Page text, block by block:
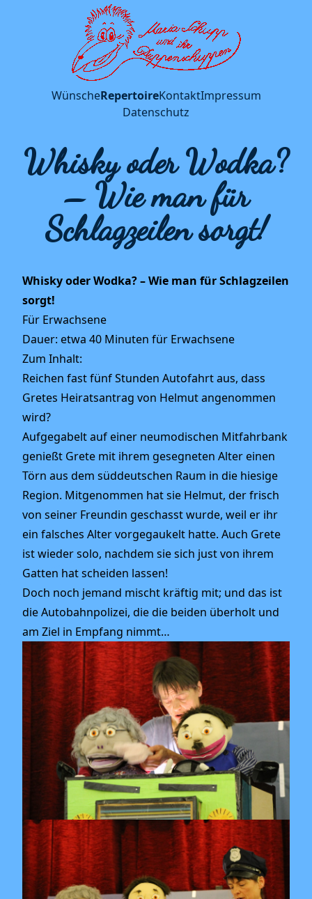
WünscheRepertoireKontaktImpressum
Datenschutz
Whisky oder Wodka?
– Wie man für
Schlagzeilen sorgt!
Whisky oder Wodka? – Wie man für Schlagzeilen
sorgt!
Für Erwachsene
Dauer: etwa 40 Minuten für Erwachsene
Zum Inhalt:
Reichen fast fünf Stunden Autofahrt aus, dass
Gretes Heiratsantrag von Helmut angenommen
wird?
Aufgegabelt auf einer neumodischen Mitfahrbank
genießt Grete mit ihrem gesegneten Alter einen
Törn aus dem süddeutschen Raum in die hiesige
Region. Mitgenommen hat sie Helmut, der frisch
von seiner Freundin geschasst wurde, weil er ihr
ein falsches Alter vorgegaukelt hatte. Auch Grete
ist wieder solo, nachdem sie sich just von ihrem
Gatten hat scheiden lassen!
Doch noch jemand mischt kräftig mit; und das ist
die Autobahnpolizei, die die beiden überholt und
am Ziel in Empfang nimmt…